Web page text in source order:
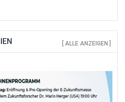
[ ALLE ANZEIGEN ]